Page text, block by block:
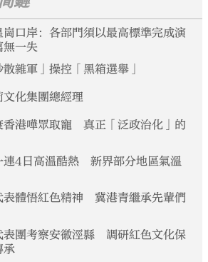
崗口岸：各部門須以最高標準完成演
一失
雜軍」操控「黑箱選舉」
化集團總經理
香港嘩眾取寵 真正「泛政治化」的
連4日高溫酷熱 新界部分地區氣溫
表體悟紅色精神 冀港青繼承先輩們
表團考察安徽涇縣 調研紅色文化保
承